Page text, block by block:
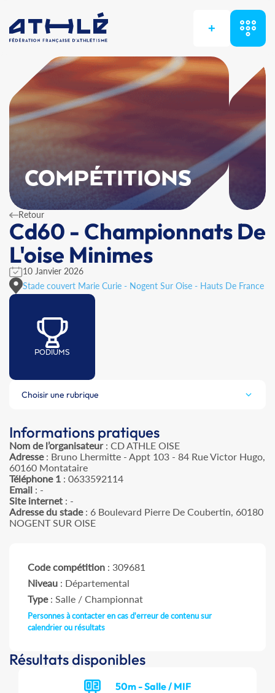
+
COMPÉTITIONS
Retour
Cd60 - Championnats De
L'oise Minimes
10 Janvier 2026
Stade couvert Marie Curie - Nogent Sur Oise - Hauts De France
PODIUMS
Choisir une rubrique
Informations pratiques
Nom de l’organisateur: CD ATHLE OISE
Adresse: Bruno Lhermitte - Appt 103 - 84 Rue Victor Hugo,
60160 Montataire
Téléphone 1 : 0633592114
Email : -
Site internet : -
Adresse du stade: 6 Boulevard Pierre De Coubertin, 60180
NOGENT SUR OISE
Code compétition : 309681
Niveau : Départemental
Type: Salle / Championnat
Personnes à contacter en cas d'erreur de contenu sur
calendrier ou résultats
Résultats disponibles
50m - Salle / MIF